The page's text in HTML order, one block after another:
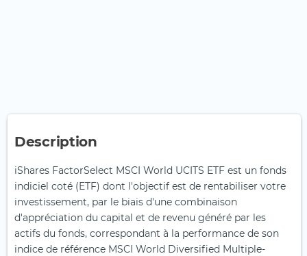
Description
iShares FactorSelect MSCI World UCITS ETF est un fonds
indiciel coté (ETF) dont l'objectif est de rentabiliser votre
investissement, par le biais d'une combinaison
d'appréciation du capital et de revenu généré par les
actifs du fonds, correspondant à la performance de son
indice de référence MSCI World Diversified Multiple-